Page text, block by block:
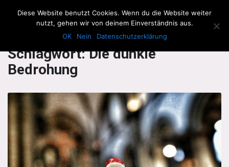
The Howling Men
Schlagwort:Die dunkle
Bedrohung
Diese Website benutzt Cookies. Wenn du die Website weiter
nutzt, gehen wir von deinem Einverständnis aus.
OK
Nein Datenschutzerklärung